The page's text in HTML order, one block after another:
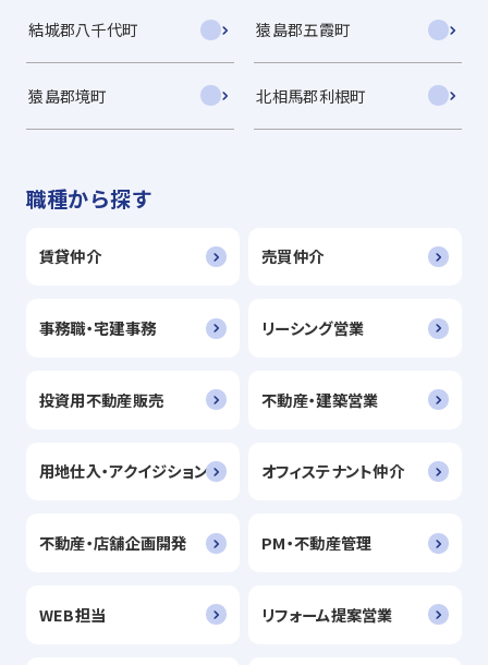
結城郡八千代町 猿島郡五霞町
猿島郡境町 北相馬郡利根町
職種から探す
賃貸仲介 売買仲介
事務職・宅建事務 リーシング営業
投資用不動産販売 不動産・建築営業
用地仕入・アクイジション オフィステナント仲介
不動産・店舗企画開発 PM・不動産管理
WEB担当 リフォーム提案営業